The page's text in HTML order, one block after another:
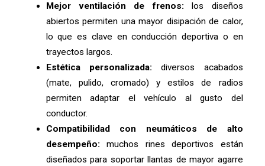
Mejor ventilación de frenos: los diseños
abiertos permiten una mayor disipación de calor,
lo que es clave en conducción deportiva o en
trayectos largos.
Estética personalizada: diversos acabados
(mate, pulido, cromado) y estilos de radios
permiten adaptar el vehículo al gusto del
conductor.
Compatibilidad con neumáticos de alto
desempeño: muchos rines deportivos están
diseñados para soportar llantas de mayor agarre